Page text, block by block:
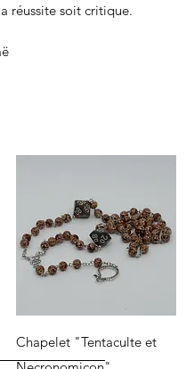
réussite soit critique.
Aperçu rapide
Chapelet "Tentaculte et